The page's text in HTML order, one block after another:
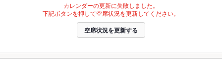
カレンダーの更新に失敗しました。
下記ボタンを押して空席状況を更新してください。
空席状況を更新する